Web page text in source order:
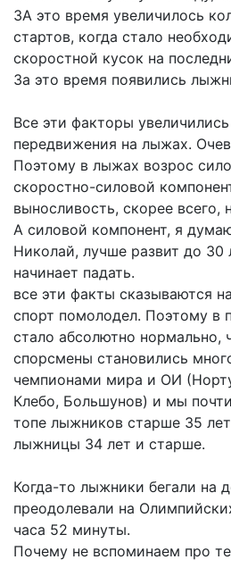
ЗА это время увеличилось
стартов, когда стало
скоростной кусок на
За это время появились
Все эти факторы
передвижения на лыжах.
Поэтому в лыжах возрос
скоростно-силовой
выносливость, скорее всего,
А силовой компонент, я
Николай, лучше развит до 30
начинает падать.
все эти факты сказываются
спорт помолодел. Поэтому в
стало абсолютно нормально,
спорсмены становились
чемпионами мира и ОИ
Клебо, Большунов) и мы
топе лыжников старше 35
лыжницы 34 лет и старше.
Когда-то лыжники бегали на
преодолевали на
часа 52 минуты.
Почему не вспоминаем про